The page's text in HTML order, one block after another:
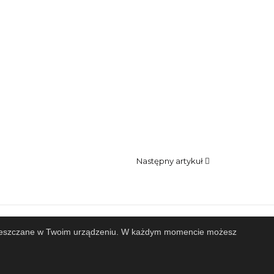
Następny artykuł
Projekt i wykonanieDesign-Joomla.pl
w Twoim urządzeniu. W każdym momencie możesz